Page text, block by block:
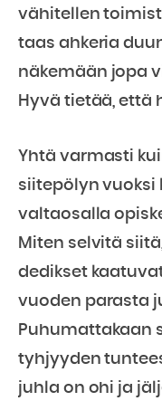
vähitellen
taas ahkeria
näkemään jopa
Hyvä tietää, että
Yhtä varmasti
siitepölyn vuoksi
valtaosalla
Miten selvitä
dedikset
vuoden parasta
Puhumattakaan
tyhjyyden
juhla on ohi ja